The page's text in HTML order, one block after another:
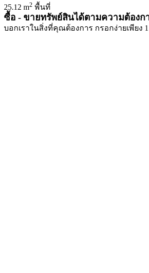
25.12 m2 พื้นที่
ซื้อ - ขายทรัพย์สินได้ตามความต้องก
บอกเราในสิ่งที่คุณต้องการ กรอกง่ายเพียง